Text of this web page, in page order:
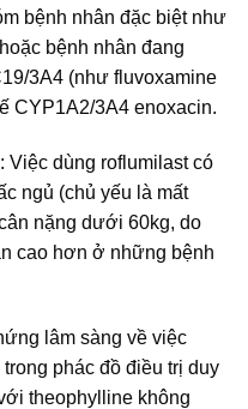
bệnh nhân đặc biệt như
bệnh nhân đang
3A4 (như fluvoxamine
CYP1A2/3A4 enoxacin.
Việc dùng roflumilast có
ngủ (chủ yếu là mất
nặng dưới 60kg, do
cao hơn ở những bệnh
lâm sàng về việc
phác đồ điều trị duy
theophylline không